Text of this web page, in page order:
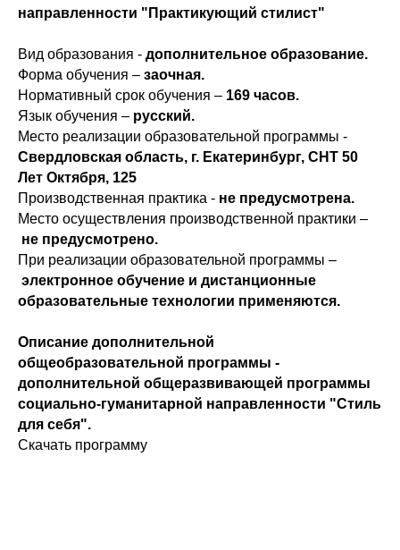
направленности "Практикующий стилист"
Вид образования - дополнительное образование.
Форма обучения – заочная.
Нормативный срок обучения – 169 часов.
Язык обучения – русский.
Место реализации образовательной программы -
Свердловская область, г. Екатеринбург, СНТ 50
Лет Октября, 125
Производственная практика - не предусмотрена.
Место осуществления производственной практики –
не предусмотрено.
При реализации образовательной программы –
электронное обучение и дистанционные
образовательные технологии применяются.
Описание дополнительной
общеобразовательной программы -
дополнительной общеразвивающей программы
социально-гуманитарной направленности "Стиль
для себя".
Скачать программу